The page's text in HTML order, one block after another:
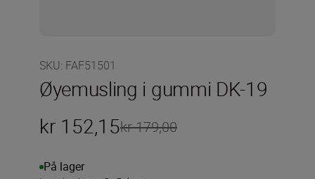
SKU: FAF51501
Øyemusling i gummi DK-19
kr 152,15kr 179,00
På lager